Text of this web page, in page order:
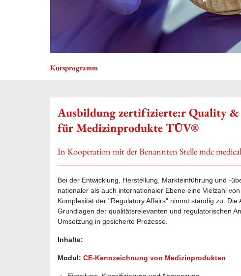
Kursprogramm
Ausbildung zertifizierte:r Quality
für Medizinprodukte TÜV®
In Kooperation mit der Benannten Stelle mdc
Bei der Entwicklung, Herstellung, Markteinführung und -
nationaler als auch internationaler Ebene eine Vielzahl
Komplexität der "Regulatory Affairs" nimmt ständig zu.
Grundlagen der qualitätsrelevanten und regulatorischen
Umsetzung in gesicherte Prozesse.
Inhalte:
Modul: CE-Kennzeichnung von Medizinprodukten